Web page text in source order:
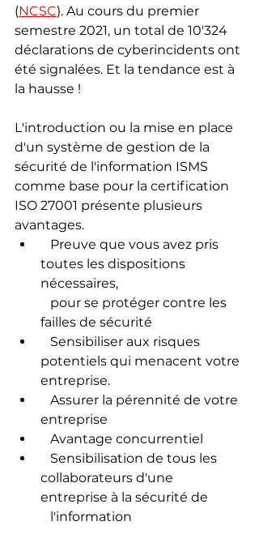
(NCSC). Au cours du premier
semestre 2021, un total de 10'324
déclarations de cyberincidents ont
été signalées. Et la tendance est à
la hausse !
L'introduction ou la mise en place
d'un système de gestion de la
sécurité de l'information ISMS
comme base pour la certification
ISO 27001 présente plusieurs
avantages.
toutes les dispositions
nécessaires,
failles de sécurité
potentiels qui menacent votre
entreprise.
entreprise
   Avantage concurrentiel
collaborateurs d'une
entreprise à la sécurité de
   l'information